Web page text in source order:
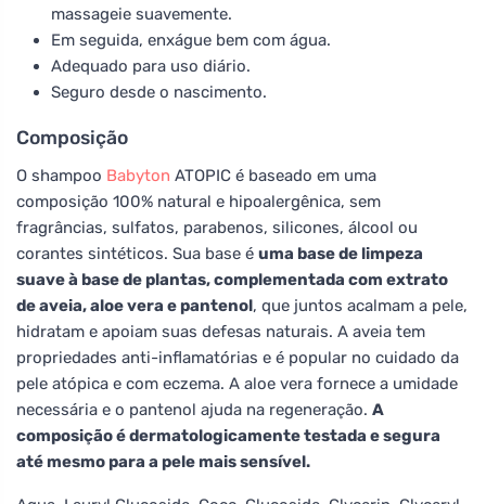
massageie suavemente.
Em seguida, enxágue bem com água.
Adequado para uso diário.
Seguro desde o nascimento.
Composição
O shampoo Babyton ATOPIC é baseado em uma
composição 100% natural e hipoalergênica, sem
fragrâncias, sulfatos, parabenos, silicones, álcool ou
corantes sintéticos. Sua base é uma base de limpeza
suave à base de plantas, complementada com extrato
de aveia, aloe vera e pantenol, que juntos acalmam a pele,
hidratam e apoiam suas defesas naturais. A aveia tem
propriedades anti-inflamatórias e é popular no cuidado da
pele atópica e com eczema. A aloe vera fornece a umidade
necessária e o pantenol ajuda na regeneração. A
composição é dermatologicamente testada e segura
até mesmo para a pele mais sensível.